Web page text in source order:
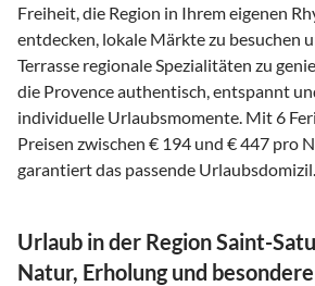
Freiheit, die Region in Ihrem eigenen
entdecken, lokale Märkte zu besuchen
Terrasse regionale Spezialitäten zu
die Provence authentisch, entspannt
individuelle Urlaubsmomente. Mit 6
Preisen zwischen € 194 und € 447 pro
garantiert das passende Urlaubsdomizil.
Urlaub in der Region Saint-
Natur, Erholung und